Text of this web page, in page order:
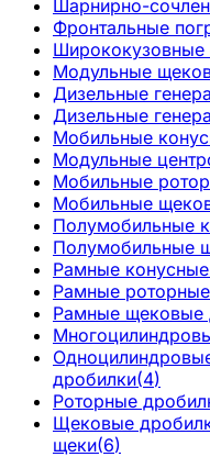
Шарнирно-
Фронтальные
Ширококузовные
Модульные
Дизельные
Дизельные
Мобильные
Модульные
Мобильные
Мобильные
Полумобильные
Полумобильные
Рамные
Рамные
Рамные щековые
дробилки(4)
Роторные
Щековые
щеки(6)